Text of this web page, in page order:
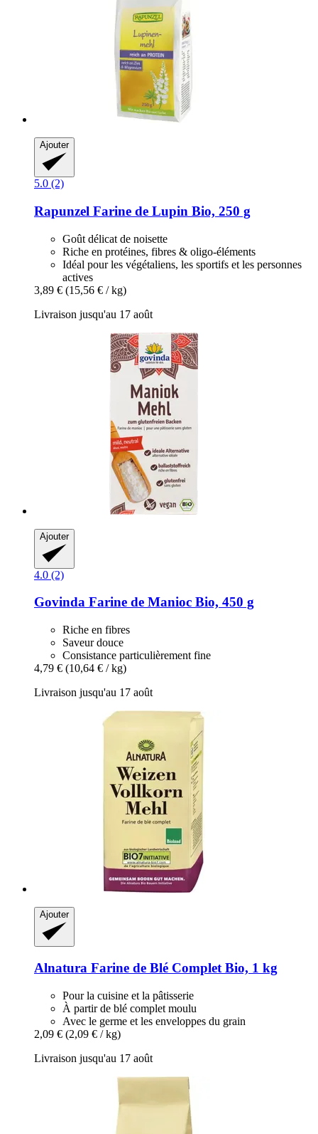
Ajouter
5.0 (2)
Rapunzel Farine de Lupin Bio, 250 g
Goût délicat de noisette
Riche en protéines, fibres & oligo-éléments
Idéal pour les végétaliens, les sportifs et les personnes
actives
3,89 € (15,56 € / kg)
Livraison jusqu'au 17 août
Ajouter
4.0 (2)
Govinda Farine de Manioc Bio, 450 g
Riche en fibres
Saveur douce
Consistance particulièrement fine
4,79 € (10,64 € / kg)
Livraison jusqu'au 17 août
Ajouter
Alnatura Farine de Blé Complet Bio, 1 kg
Pour la cuisine et la pâtisserie
À partir de blé complet moulu
Avec le germe et les enveloppes du grain
2,09 € (2,09 € / kg)
Livraison jusqu'au 17 août